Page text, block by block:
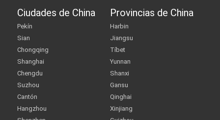
Ciudades de China
Pekín
Sian
Chongqing
Shanghai
Chengdu
Suzhou
Cantón
Hangzhou
Provincias de China
Harbin
Jiangsu
Tíbet
Yunnan
Shanxi
Gansu
Qinghai
Xinjiang